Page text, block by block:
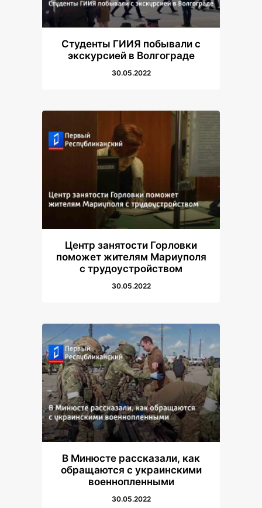
Студенты ГИИЯ побывали с
экскурсией в Волгограде
30.05.2022
Центр занятости Горловки
поможет жителям Мариуполя
с трудоустройством
30.05.2022
В Минюсте рассказали, как
обращаются с украинскими
военнопленными
30.05.2022